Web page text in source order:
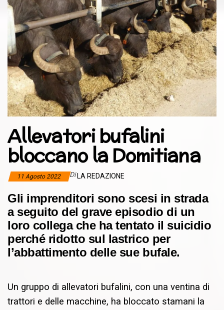
Allevatori bufalini
bloccano la Domitiana
11 Agosto 2022 Di LA REDAZIONE
Gli imprenditori sono scesi in strada
a seguito del grave episodio di un
loro collega che ha tentato il suicidio
perché ridotto sul lastrico per
l’abbattimento delle sue bufale.
Un gruppo di allevatori bufalini, con una ventina di
trattori e delle macchine, ha bloccato stamani la